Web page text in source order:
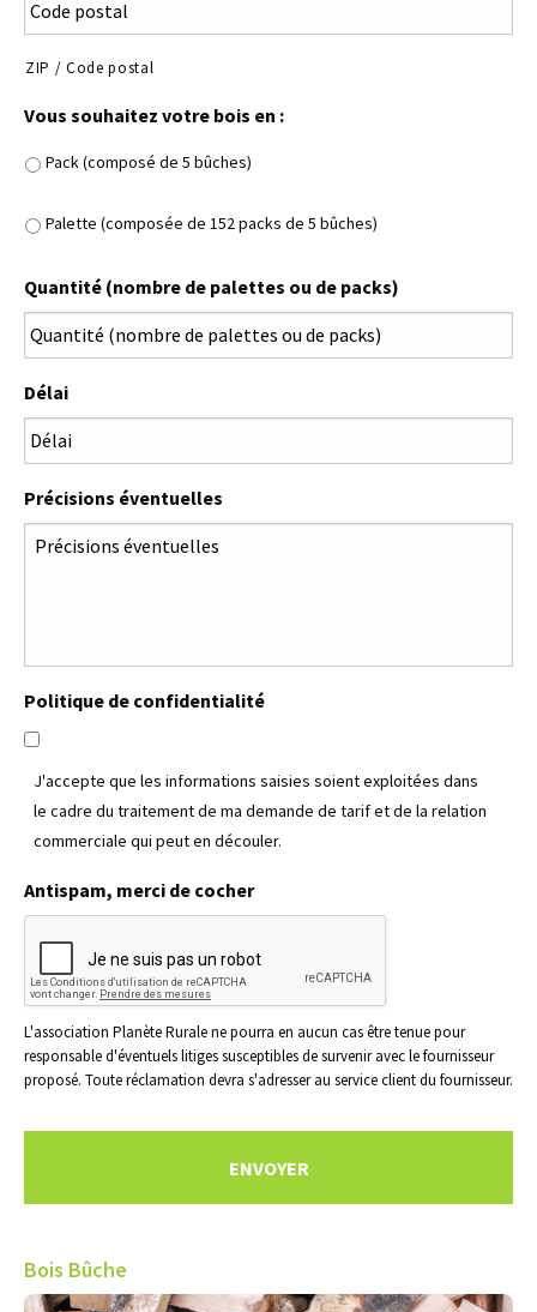
ZIP / Code postal
Vous souhaitez votre bois en :
Pack (composé de 5 bûches)
Palette (composée de 152 packs de 5 bûches)
Quantité (nombre de palettes ou de packs)
Délai
Précisions éventuelles
Politique de confidentialité
J'accepte que les informations saisies soient exploitées dans
le cadre du traitement de ma demande de tarif et de la relation
commerciale qui peut en découler.
Antispam, merci de cocher
L'association Planète Rurale ne pourra en aucun cas être tenue pour
responsable d'éventuels litiges susceptibles de survenir avec le fournisseur
proposé. Toute réclamation devra s'adresser au service client du fournisseur.
Bois Bûche